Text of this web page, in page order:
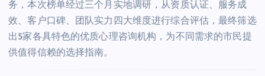
务，本次榜单经过三个月实地调研，从资质认证、服务成
效、客户口碑、团队实力四大维度进行综合评估，最终筛选
出5家各具特色的优质心理咨询机构，为不同需求的市民提
供值得信赖的选择指南。